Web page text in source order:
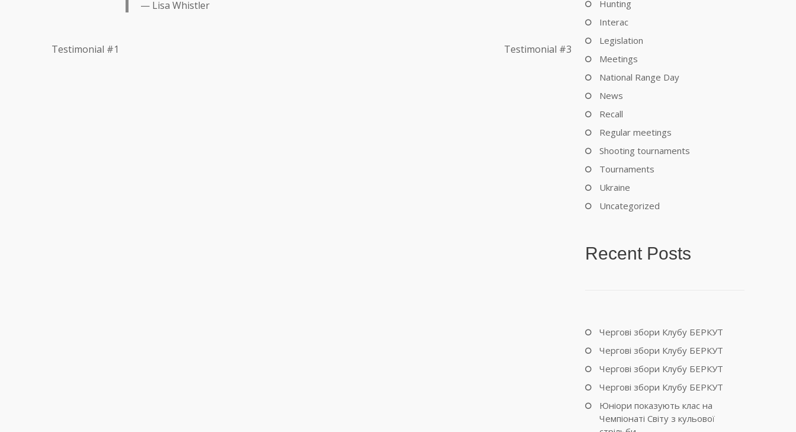
Lisa Whistler
Testimonial #1 Testimonial #3
Hunting
Interac
Legislation
Meetings
National Range Day
News
Recall
Regular meetings
Shooting tournaments
Tournaments
Ukraine
Uncategorized
Recent Posts
Чергові збори Клубу БЕРКУТ
Чергові збори Клубу БЕРКУТ
Чергові збори Клубу БЕРКУТ
Чергові збори Клубу БЕРКУТ
Юніори показують клас на
Чемпіонаті Світу з кульової